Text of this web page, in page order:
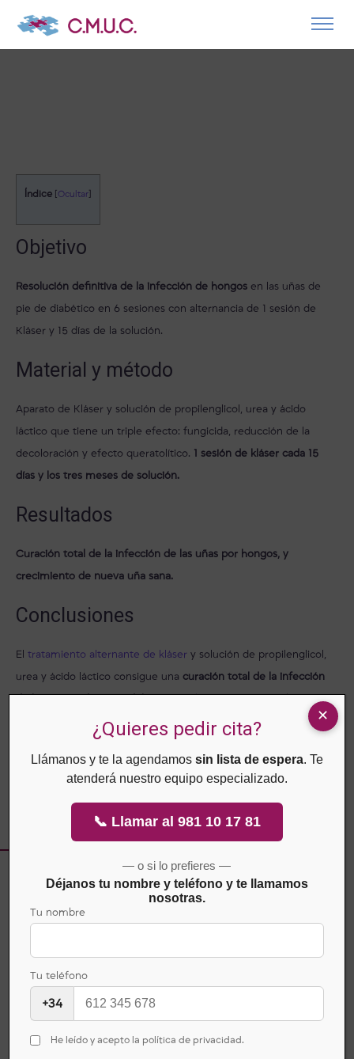
Índice [Ocultar]
Objetivo
Resolución definitiva de la infección de hongos en las uñas de
pie de diabético en 6 sesiones con alternancia de 1 sesión de
Kláser y 15 días de la solución.
Material y método
Aparato de Kláser y solución de propilenglicol, urea y ácido
láctico que tiene un triple efecto: fungicida, reducción de la
decoloración y efecto queratolítico. 1 sesión de kláser cada 15
días y los tres meses de solución.
Resultados
Curación total de la infección de las uñas por hongos, y
crecimiento de nueva uña sana.
Conclusiones
El tratamiento alternante de kláser y solución de propilenglicol,
urea y ácido láctico consigue una curación total de la infección
de hongos en las uñas delpie de diabéticoevitando sobre
infecciones posteriores y ayudando a mejorar la calidad de vida
de estos pacientes.
Copyright ©2026 CMUC
¿Quieres pedir cita?
Llámanos y te la agendamos sin lista de espera. Te
atenderá nuestro equipo especializado.
📞 Llamar al 981 10 17 81
— o si lo prefieres —
Déjanos tu nombre y teléfono y te llamamos
nosotras.
Tu nombre
Tu teléfono
+34
He leído y acepto la política de privacidad.